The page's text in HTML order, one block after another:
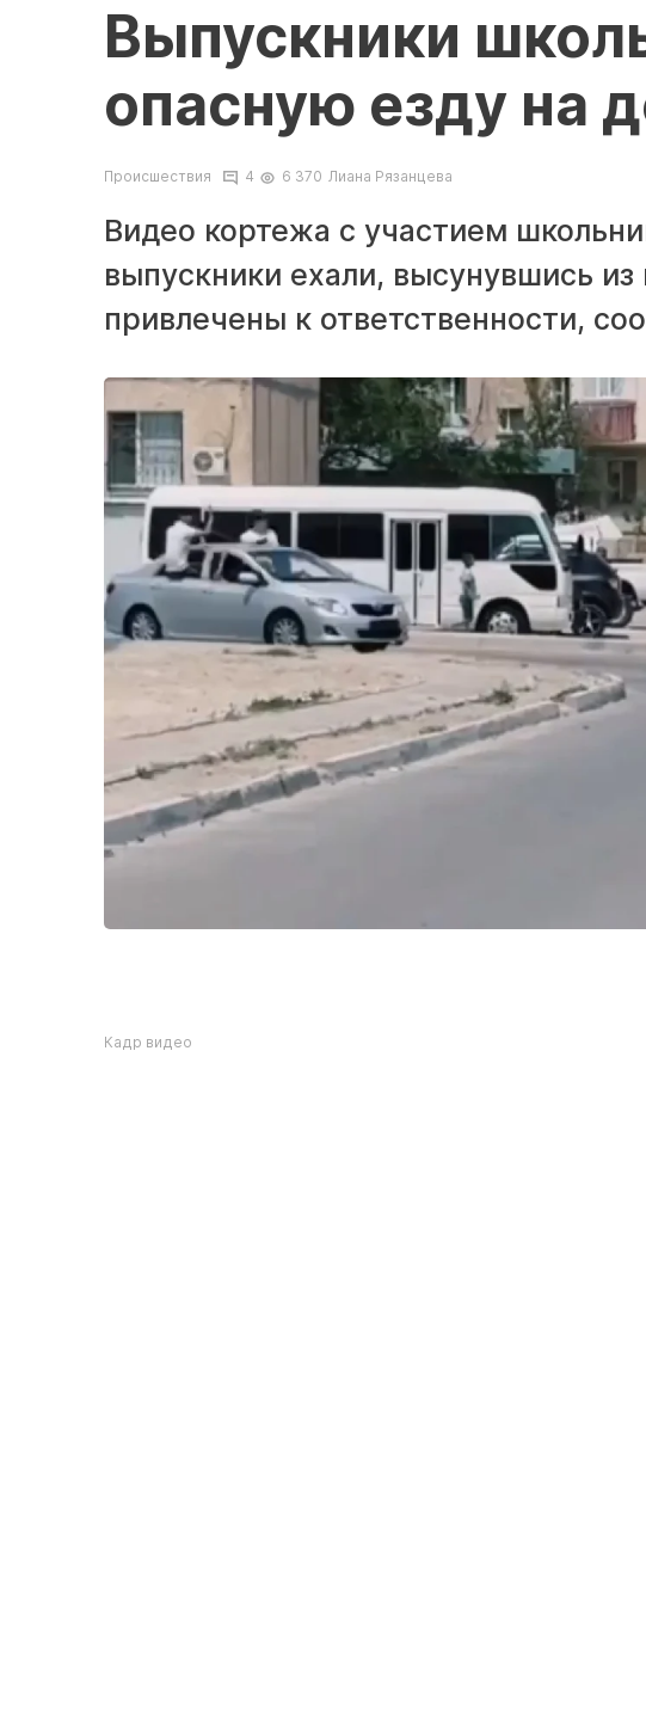
Выпускники
опасную езду на
Происшествия 4 6 370 Лиана Рязанцева
Видео кортежа с участием
выпускники ехали, высунувшись
привлечены к ответственности,
Кадр видео